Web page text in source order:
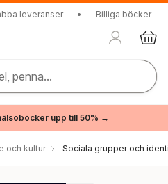
leveranser • Billiga böcker
penna...
upp till 50% →
och kultur Sociala grupper och